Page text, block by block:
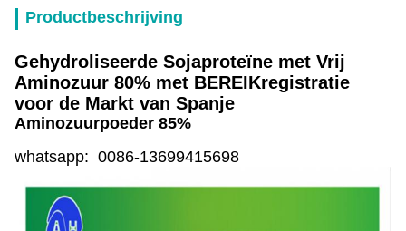
Productbeschrijving
Gehydroliseerde Sojaproteïne met Vrij
Aminozuur 80% met BEREIKregistratie
voor de Markt van Spanje
Aminozuurpoeder 85%
whatsapp: 0086-13699415698